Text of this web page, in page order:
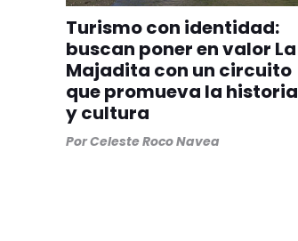
Turismo con identidad:
buscan poner en valor La
Majadita con un circuito
que promueva la historia
y cultura
PorCeleste Roco Navea